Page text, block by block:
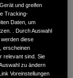
und greifen
Tracking-
Daten, um
. Durch Auswahl
diese
erscheinen
relevant sind. Sie
zu ändern
Voreinstellungen